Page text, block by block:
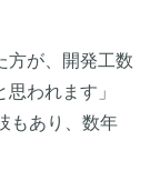
方が、開発工数
われます」
もあり、数年